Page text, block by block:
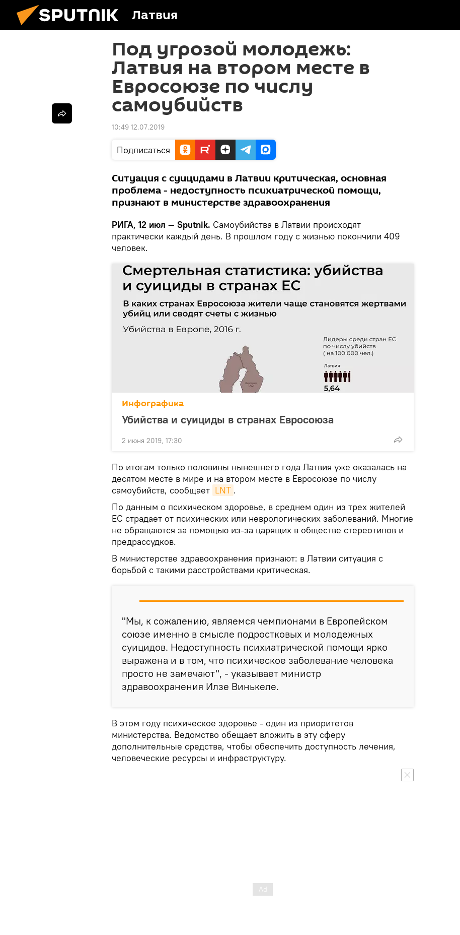
Латвия
Под угрозой молодежь:
Латвия на втором месте в
Евросоюзе по числу
самоубийств
10:49 12.07.2019
Подписаться
Ситуация с суицидами в Латвии критическая, основная
проблема - недоступность психиатрической помощи,
признают в министерстве здравоохранения
РИГА, 12 июл — Sputnik. Самоубийства в Латвии происходят
практически каждый день. В прошлом году с жизнью покончили 409
человек.
Инфографика
Убийства и суициды в странах Евросоюза
2 июня 2019, 17:30
По итогам только половины нынешнего года Латвия уже оказалась на
десятом месте в мире и на втором месте в Евросоюзе по числу
самоубийств, сообщает LNT .
По данным о психическом здоровье, в среднем один из трех жителей
ЕС страдает от психических или неврологических заболеваний. Многие
не обращаются за помощью из-за царящих в обществе стереотипов и
предрассудков.
В министерстве здравоохранения признают: в Латвии ситуация с
борьбой с такими расстройствами критическая.
"Мы, к сожалению, являемся чемпионами в Европейском
союзе именно в смысле подростковых и молодежных
суицидов. Недоступность психиатрической помощи ярко
выражена и в том, что психическое заболевание человека
просто не замечают", - указывает министр
здравоохранения Илзе Винькеле.
В этом году психическое здоровье - один из приоритетов
министерства. Ведомство обещает вложить в эту сферу
дополнительные средства, чтобы обеспечить доступность лечения,
человеческие ресурсы и инфраструктуру.